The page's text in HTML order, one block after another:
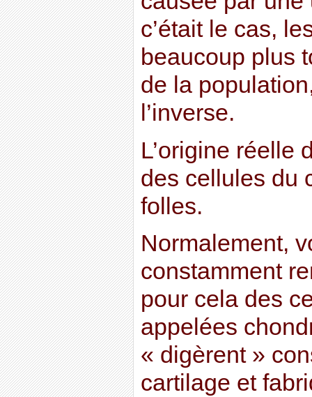
c’était le cas,
beaucoup plus
de la
l’inverse.
L’origine réelle
des cellules du
folles.
Normalement,
constamment
pour cela des
appelées
« digèrent »
cartilage et